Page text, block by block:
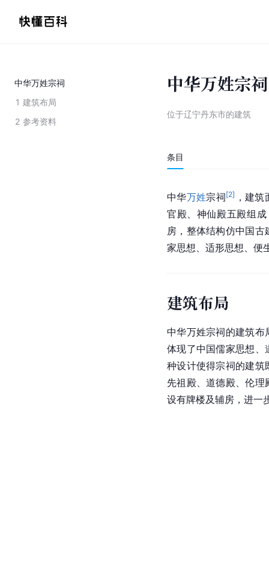
中华万姓宗祠
1 建筑布局
2 参考资料
中华万姓宗祠
位于辽宁丹东市的建筑
条目
中华万姓宗祠[2] ，建筑
官殿、神仙殿五殿组
房，整体结构仿中国古
家思想、适形思想、便
建筑布局
中华万姓宗祠的建筑布
体现了中国儒家思想、
种设计使得宗祠的建
先祖殿、道德殿、伦
设有牌楼及辅房，进一